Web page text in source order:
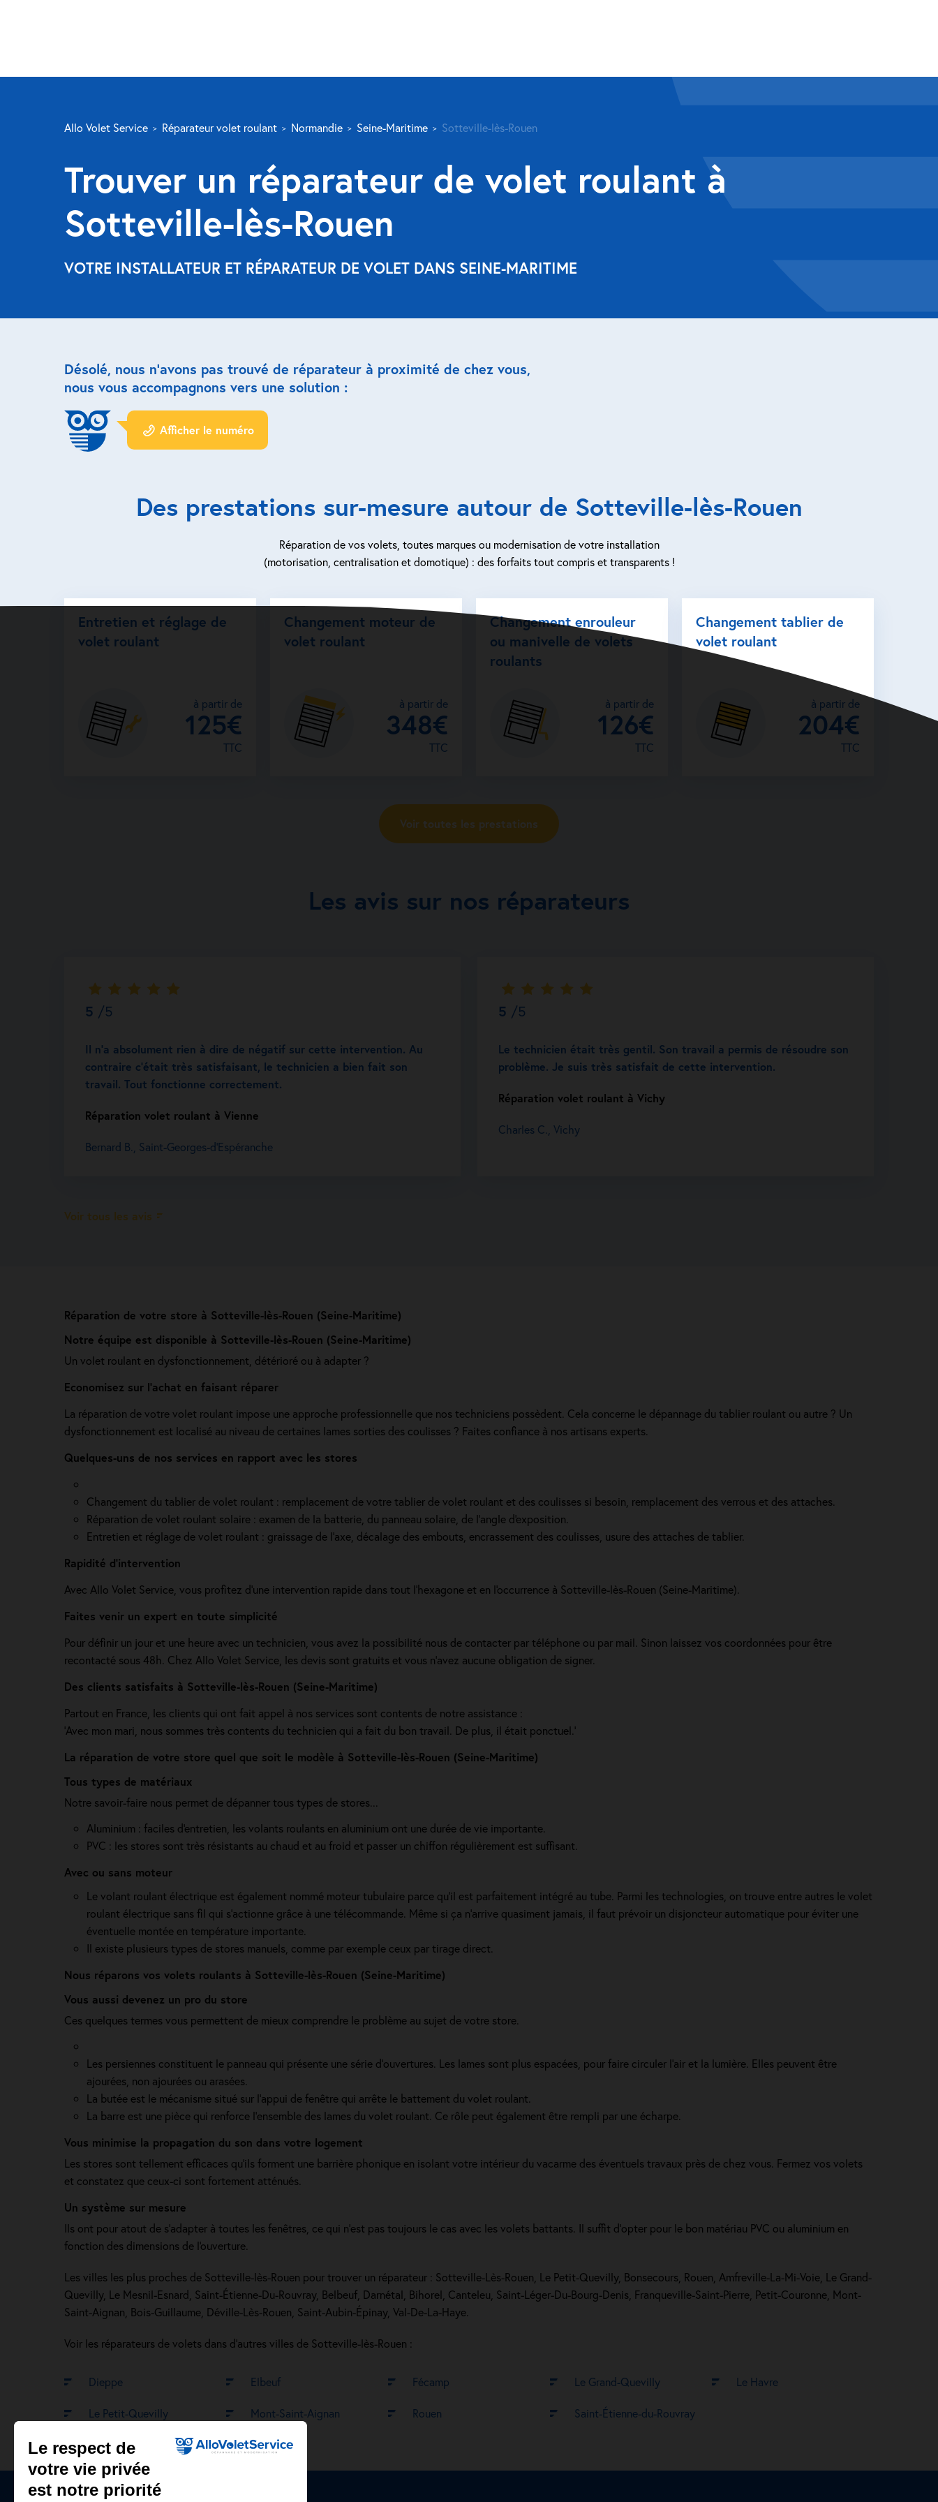
Allo Volet Service Réparateur volet roulant Normandie Seine-Maritime Sotteville-lès-Rouen
Trouver un réparateur de volet roulant à
Sotteville-lès-Rouen
VOTRE INSTALLATEUR ET RÉPARATEUR DE VOLET DANS SEINE-MARITIME
Réparation de votre store à Sotteville-lès-Rouen (Seine-Maritime)
Notre équipe est disponible à Sotteville-lès-Rouen (Seine-Maritime)
Un volet roulant en dysfonctionnement, détérioré ou à adapter ?
Economisez sur l'achat en faisant réparer
La réparation de votre volet roulant impose une approche professionnelle que nos techniciens possèdent. Cela concerne le dépannage du tablier roulant ou autre ? Un
dysfonctionnement est localisé au niveau de certaines lames sorties des coulisses ? Faites confiance à nos artisans experts.
Quelques-uns de nos services en rapport avec les stores
Changement du tablier de volet roulant : remplacement de votre tablier de volet roulant et des coulisses si besoin, remplacement des verrous et des attaches.
Réparation de volet roulant solaire : examen de la batterie, du panneau solaire, de l'angle d'exposition.
Entretien et réglage de volet roulant : graissage de l’axe, décalage des embouts, encrassement des coulisses, usure des attaches de tablier.
Rapidité d'intervention
Avec Allo Volet Service, vous profitez d'une intervention rapide dans tout l'hexagone et en l'occurrence à Sotteville-lès-Rouen (Seine-Maritime).
Faites venir un expert en toute simplicité
Pour définir un jour et une heure avec un technicien, vous avez la possibilité nous de contacter par téléphone ou par mail. Sinon laissez vos coordonnées pour être
recontacté sous 48h. Chez Allo Volet Service, les devis sont gratuits et vous n'avez aucune obligation de signer.
Des clients satisfaits à Sotteville-lès-Rouen (Seine-Maritime)
Partout en France, les clients qui ont fait appel à nos services sont contents de notre assistance :
'Avec mon mari, nous sommes très contents du technicien qui a fait du bon travail. De plus, il était ponctuel.'
La réparation de votre store quel que soit le modèle à Sotteville-lès-Rouen (Seine-Maritime)
Tous types de matériaux
Notre savoir-faire nous permet de dépanner tous types de stores...
Aluminium : faciles d'entretien, les volants roulants en aluminium ont une durée de vie importante.
PVC : les stores sont très résistants au chaud et au froid et passer un chiffon régulièrement est suffisant.
Avec ou sans moteur
Le volant roulant électrique est également nommé moteur tubulaire parce qu'il est parfaitement intégré au tube. Parmi les technologies, on trouve entre autres le volet
roulant électrique sans fil qui s'actionne grâce à une télécommande. Même si ça n'arrive quasiment jamais, il faut prévoir un disjoncteur automatique pour éviter une
éventuelle montée en température importante.
Il existe plusieurs types de stores manuels, comme par exemple ceux par tirage direct.
Nous réparons vos volets roulants à Sotteville-lès-Rouen (Seine-Maritime)
Vous aussi devenez un pro du store
Ces quelques termes vous permettent de mieux comprendre le problème au sujet de votre store.
Les persiennes constituent le panneau qui présente une série d’ouvertures. Les lames sont plus espacées, pour faire circuler l’air et la lumière. Elles peuvent être
ajourées, non ajourées ou arasées.
La butée est le mécanisme situé sur l’appui de fenêtre qui arrête le battement du volet roulant.
La barre est une pièce qui renforce l’ensemble des lames du volet roulant. Ce rôle peut également être rempli par une écharpe.
Vous minimise la propagation du son dans votre logement
Les stores sont tellement efficaces qu’ils forment une barrière phonique en isolant votre intérieur du vacarme des éventuels travaux près de chez vous. Fermez vos volets
et constatez que ceux-ci sont fortement atténués.
Un système sur mesure
Ils ont pour atout de s’adapter à toutes les fenêtres, ce qui n’est pas toujours le cas avec les volets battants. Il suffit d’opter pour le bon matériau PVC ou aluminium en
fonction des dimensions de l'ouverture.
Les villes les plus proches de Sotteville-lès-Rouen pour trouver un réparateur : Sotteville-Lès-Rouen, Le Petit-Quevilly, Bonsecours, Rouen, Amfreville-La-Mi-Voie, Le Grand-
Quevilly, Le Mesnil-Esnard, Saint-Étienne-Du-Rouvray, Belbeuf, Darnétal, Bihorel, Canteleu, Saint-Léger-Du-Bourg-Denis, Franqueville-Saint-Pierre, Petit-Couronne, Mont-
Saint-Aignan, Bois-Guillaume, Déville-Lès-Rouen, Saint-Aubin-Épinay, Val-De-La-Haye.
Voir les réparateurs de volets dans d’autres villes de Sotteville-lès-Rouen :
Dieppe Elbeuf Fécamp Le Grand-Quevilly Le Havre
Le Petit-Quevilly Mont-Saint-Aignan Rouen Saint-Étienne-du-Rouvray
Désolé, nous n’avons pas trouvé de réparateur à proximité de chez vous,
nous vous accompagnons vers une solution :
Afficher le numéro
Des prestations sur-mesure autour de Sotteville-lès-Rouen
Réparation de vos volets, toutes marques ou modernisation de votre installation
(motorisation, centralisation et domotique) : des forfaits tout compris et transparents !
Entretien et réglage de
volet roulant
à partir de
125€
TTC
Changement moteur de
volet roulant
à partir de
348€
TTC
Changement enrouleur
ou manivelle de volets
roulants
à partir de
126€
TTC
Changement tablier de
volet roulant
à partir de
204€
TTC
Voir toutes les prestations
Les avis sur nos réparateurs
5 /5
Il n’a absolument rien à dire de négatif sur cette intervention. Au
contraire c’était très satisfaisant, le technicien a bien fait son
travail. Tout fonctionne correctement.
Réparation volet roulant à Vienne
Bernard B., Saint-Georges-d'Espéranche
5 /5
Le technicien était très gentil. Son travail a permis de résoudre son
problème. Je suis très satisfait de cette intervention.
Réparation volet roulant à Vichy
Charles C., Vichy
Voir tous les avis
Le respect de
votre vie privée
est notre priorité